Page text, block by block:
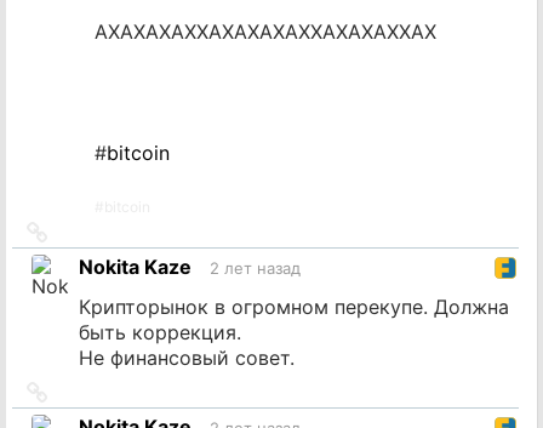
АХАХАХАХХАХАХАХАХХАХАХАХХАХ
#bitcoin
на
источник
Nokita Kaze 2 лет назад
Крипторынок в огромном перекупе. Должна
быть коррекция.
Не финансовый совет.
на